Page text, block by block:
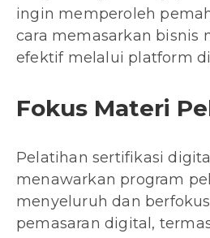
ingin memperoleh
cara memasarkan bisnis
efektif melalui platform
Fokus Materi
Pelatihan sertifikasi
menawarkan program
menyeluruh dan
pemasaran digital,